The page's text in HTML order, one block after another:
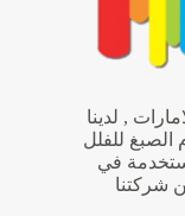
, لدينا
الصبغ للفلل
في
شركتنا